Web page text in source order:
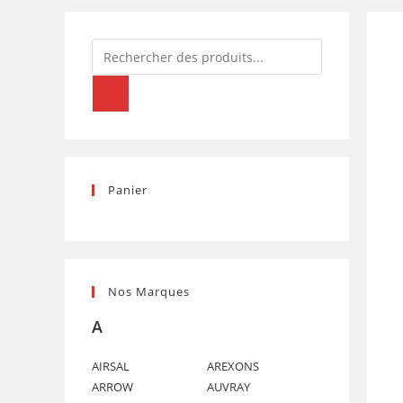
Recherche
de
Panier
Nos Marques
A
AIRSAL
AREXONS
ARROW
AUVRAY